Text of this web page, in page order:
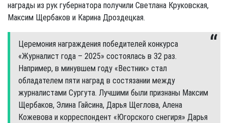
награды из рук губернатора получили Светлана Круковская,
Максим Щербаков и Карина Дроздецкая.
Церемония награждения победителей конкурса
«Журналист года – 2025» состоялась в 32 раз.
Например, в минувшем году «Вестник» стал
обладателем пяти наград в состязании между
журналистами Сургута. Лучшими были признаны Максим
Щербаков, Элина Гайсина, Дарья Щеглова, Алена
Кожевова и корреспондент «Югорского снегиря» Дарья